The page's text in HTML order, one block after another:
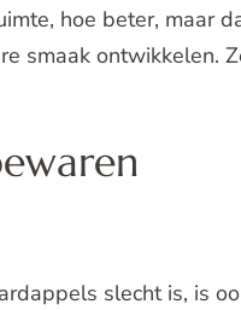
hoe beter, maar
smaak ontwikkelen.
slecht is, is